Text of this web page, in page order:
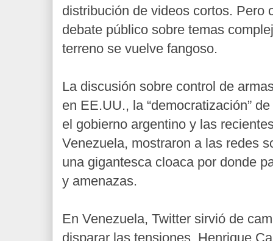
distribución de videos cortos. Pero
debate público sobre temas
terreno se vuelve fangoso.
La discusión sobre control de
en EE.UU., la “democratización”
el gobierno argentino y las
Venezuela, mostraron a las redes
una gigantesca cloaca por donde
y amenazas.
En Venezuela, Twitter sirvió de
disparar las tensiones. Henrique